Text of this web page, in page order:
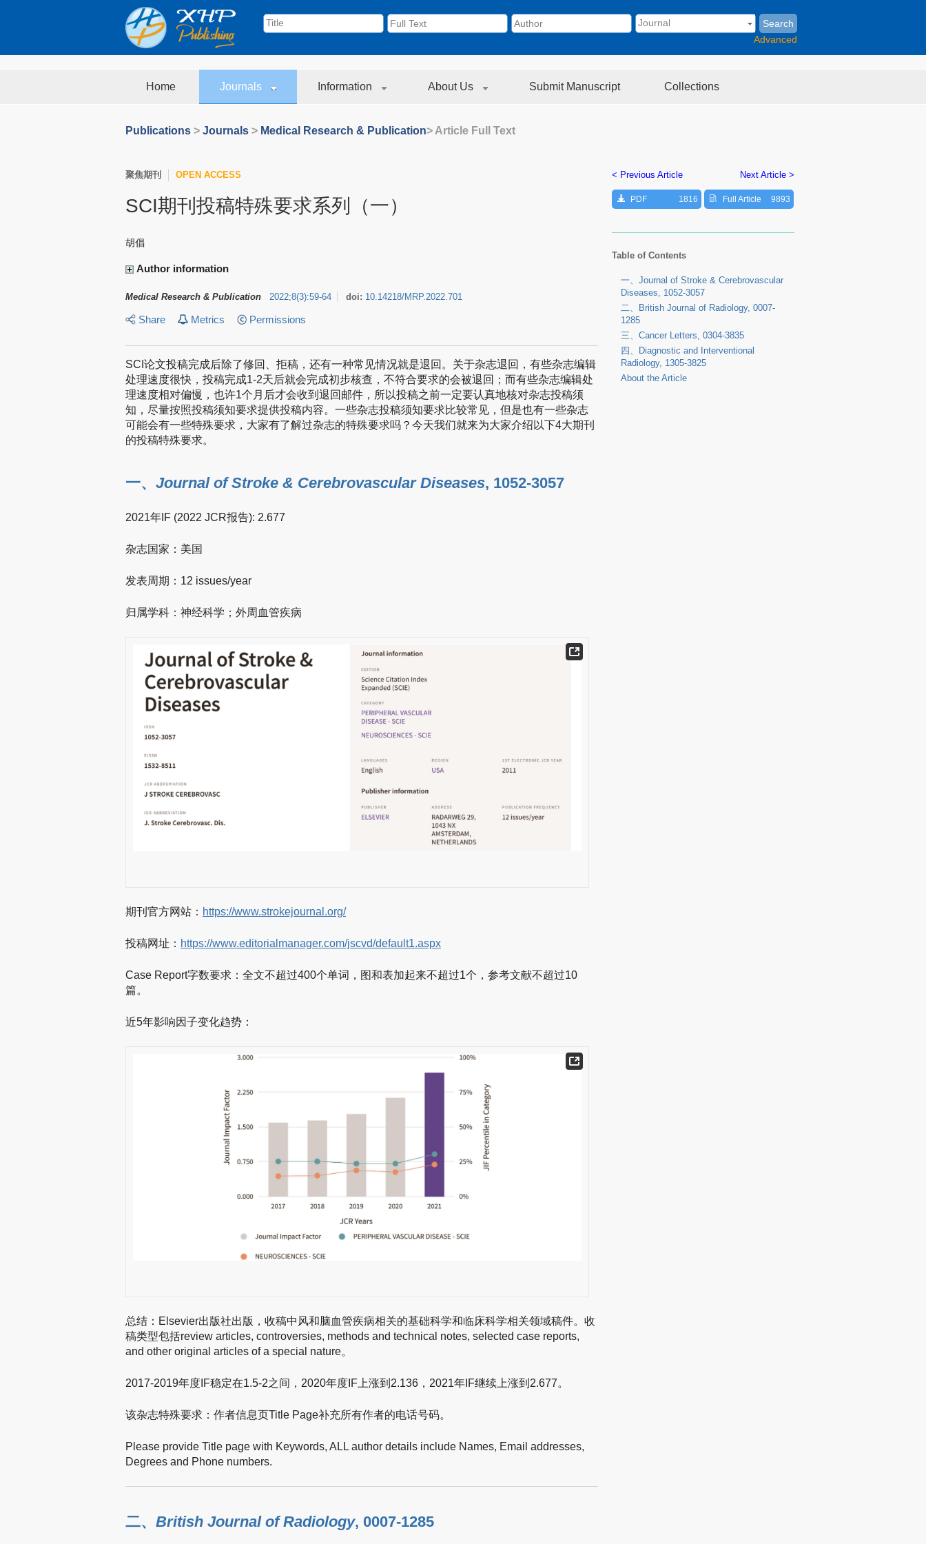
Search
Advanced
Home Journals Information About Us Submit Manuscript Collections
Publications > Journals > Medical Research & Publication> Article Full Text
聚焦期刊 OPEN ACCESS
SCI期刊投稿特殊要求系列（一）
胡倡
Author information
Medical Research & Publication 2022;8(3):59-64 doi: 10.14218/MRP.2022.701
Share Metrics Permissions
SCI论文投稿完成后除了修回、拒稿，还有一种常见情况就是退回。关于杂志退回，有些杂志编辑
处理速度很快，投稿完成1-2天后就会完成初步核查，不符合要求的会被退回；而有些杂志编辑处
理速度相对偏慢，也许1个月后才会收到退回邮件，所以投稿之前一定要认真地核对杂志投稿须
知，尽量按照投稿须知要求提供投稿内容。一些杂志投稿须知要求比较常见，但是也有一些杂志
可能会有一些特殊要求，大家有了解过杂志的特殊要求吗？今天我们就来为大家介绍以下4大期刊
的投稿特殊要求。
一、 Journal of Stroke & Cerebrovascular Diseases, 1052-3057
2021年IF (2022 JCR报告): 2.677
杂志国家：美国
发表周期：12 issues/year
归属学科：神经科学；外周血管疾病
期刊官方网站： https://www.strokejournal.org/
投稿网址： https://www.editorialmanager.com/jscvd/default1.aspx
Case Report字数要求：全文不超过400个单词，图和表加起来不超过1个，参考文献不超过10
篇。
近5年影响因子变化趋势：
总结：Elsevier出版社出版，收稿中风和脑血管疾病相关的基础科学和临床科学相关领域稿件。收
稿类型包括review articles, controversies, methods and technical notes, selected case reports,
and other original articles of a special nature。
2017-2019年度IF稳定在1.5-2之间，2020年度IF上涨到2.136，2021年IF继续上涨到2.677。
该杂志特殊要求：作者信息页Title Page补充所有作者的电话号码。
Please provide Title page with Keywords, ALL author details include Names, Email addresses,
Degrees and Phone numbers.
二、 British Journal of Radiology, 0007-1285
< Previous Article Next Article >
PDF 1816 Full Article 9893
Table of Contents
一、 Journal of Stroke & Cerebrovascular
Diseases , 1052-3057
二、 British Journal of Radiology, 0007-
1285
三、 Cancer Letters , 0304-3835
四、 Diagnostic and Interventional
Radiology, 1305-3825
About the Article